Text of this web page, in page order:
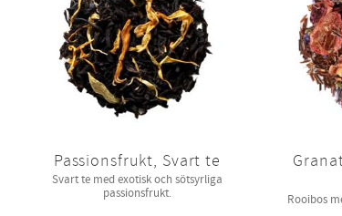
Passionsfrukt, Svart te
Svart te med exotisk och sötsyrliga
passionsfrukt.
Rooibos